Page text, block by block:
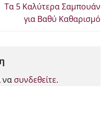
Τα 5 Καλύτερα Σαμπουάν
για Βαθύ Καθαρισμό
να συνδεθείτε.